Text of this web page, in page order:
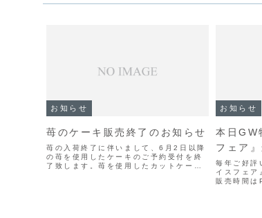
お知らせ
苺のケーキ販売終了のお知らせ
苺の入荷終了に伴いまして、6月2日以降
の苺を使用したケーキのご予約受付を終
了致します。苺を使用したカットケーキ
お知らせ
本日GW
フェア
毎年ご好評
イスフェア
販売時間は